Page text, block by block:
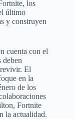
los
último
y construyen
cuenta con el
deben
El
en la
de los
Fortnite
la actualidad.